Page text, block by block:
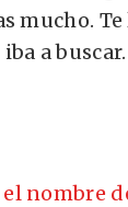
Te
a buscar.
el nombre